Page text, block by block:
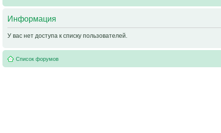
Информация
У вас нет доступа к списку пользователей.
Список форумов